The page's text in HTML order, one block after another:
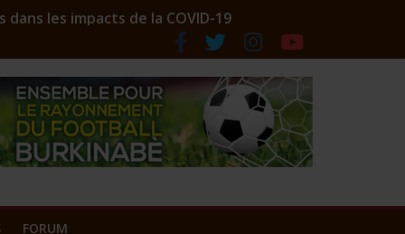
les impacts de la COVID-19
des comptoirs lance ses couleurs
FORUM